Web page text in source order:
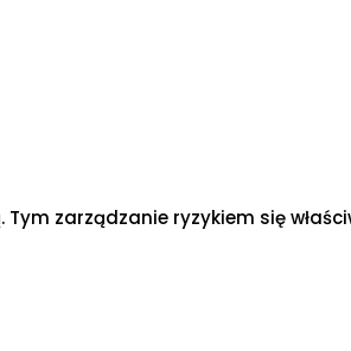
Tym zarządzanie ryzykiem się